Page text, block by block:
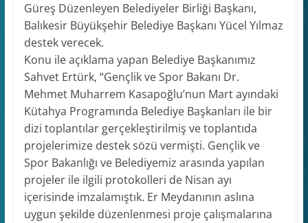
Güreş Düzenleyen Belediyeler Birliği Başkanı,
Balıkesir Büyükşehir Belediye Başkanı Yücel Yılmaz
destek verecek.
Konu ile açıklama yapan Belediye Başkanımız
Sahvet Ertürk, “Gençlik ve Spor Bakanı Dr.
Mehmet Muharrem Kasapoğlu’nun Mart ayındaki
Kütahya Programında Belediye Başkanları ile bir
dizi toplantılar gerçekleştirilmiş ve toplantıda
projelerimize destek sözü vermişti. Gençlik ve
Spor Bakanlığı ve Belediyemiz arasında yapılan
projeler ile ilgili protokolleri de Nisan ayı
içerisinde imzalamıştık. Er Meydanının aslına
uygun şekilde düzenlenmesi proje çalışmalarına